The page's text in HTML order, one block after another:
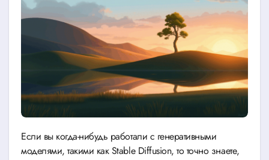
Если вы когда-нибудь работали с генеративными
моделями, такими как Stable Diffusion, то точно знаете,